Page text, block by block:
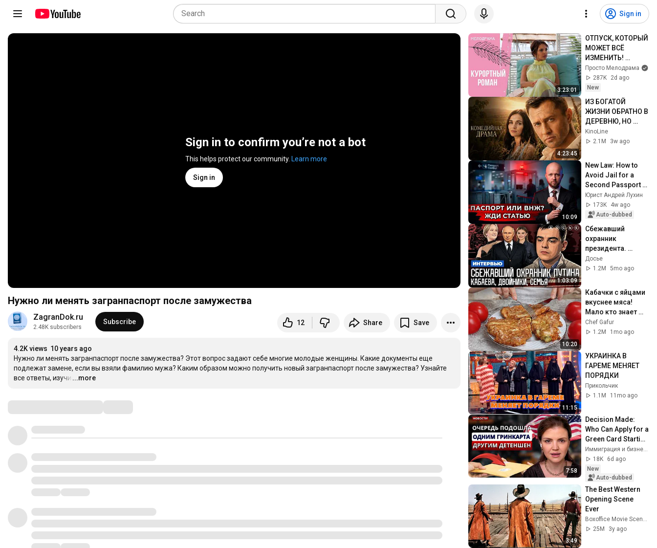
Sign in
Sign in to confirm you’re not a bot
This helps protect our community. Learn more
Sign in
Нужно ли менять загранпаспорт после замужества
ZagranDok.ru
2.48K subscribers
Subscribe 12 Share Save
4.2K views 10 years ago
Нужно ли менять загранпаспорт после замужества? Этот вопрос задают себе многие молодые женщины. Какие документы еще
подлежат замене, если вы взяли фамилию мужа? Каким образом можно получить новый загранпаспорт после замужества? Узнайте
все ответы, изучив наш ролик!
...more
3:23:01
ОТПУСК, КОТОРЫЙ
МОЖЕТ ВСЁ
ИЗМЕНИТЬ!
Курортный роман.
Все серии
Просто Мелодрама
287K
2d ago
New
4:23:45
ИЗ БОГАТОЙ
ЖИЗНИ ОБРАТНО В
ДЕРЕВНЮ, НО
ИМЕННО ТАМ ОН
ОБРЕЛ СЧАСТЬЕ!
KinoLine
2.1M
3w ago
10:09
New Law: How to
Avoid Jail for a
Second Passport
or Residence
Permit
Юрист Андрей Лухин
173K
4w ago
Auto-dubbed
1:03:09
Сбежавший
охранник
президента.
Кабаева. Семья.
Дворцы.
Интервью
Досье
1.2M
5mo ago
10:20
Кабачки с яйцами
вкуснее мяса!
Мало кто знает
секрет! Бабушка
научила готовить
Chef Gafur
1.2M
1mo ago
11:15
УКРАИНКА В
ГАРЕМЕ МЕНЯЕТ
ПОРЯДКИ
Прикольчик
1.1M
11mo ago
7:58
Decision Made:
Who Can Apply for a
Green Card Starting
August 1. Airport
Detentions.
Immigration ...
18K
6d ago
New
Auto-dubbed
3:49
The Best Western
Opening Scene
Ever
25M
3y ago